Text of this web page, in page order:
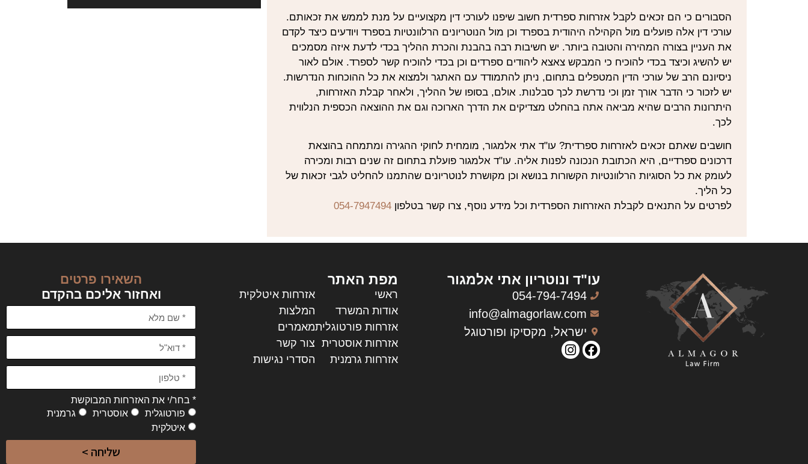
הסבורים כי הם זכאים לקבל אזרחות ספרדית חשוב שיפנו לעורכי דין מקצועיים על מנת לממש את זכאותם.
עורכי דין אלה פועלים מול הקהילה היהודית בספרד וכן מול הנוטריונים הרלוונטיות בספרד ויודעים כיצד לקדם
את העניין בצורה המהירה והטובה ביותר. יש חשיבות רבה בהבנת והכרת ההליך בכדי לדעת איזה מסמכים
יש להשיג וכיצד בכדי להוכיח כי המבקש צאצא ליהודים ספרדים וכן בכדי להוכיח קשר לספרד. אולם לאור
ניסיונם הרב של עורכי הדין המטפלים בתחום, ניתן להתמודד עם האתגר ולמצוא את כל ההוכחות הנדרשות.
יש לזכור כי הדבר אורך זמן וכי נדרשת לכך סבלנות. אולם, בסופו של ההליך, ולאחר קבלת האזרחות,
היתרונות הרבים שהיא מביאה אתה בהחלט מצדיקים את הדרך הארוכה וגם את ההוצאה הכספית הנלווית
לכך.
חושבים שאתם זכאים לאזרחות ספרדית? עו"ד אתי אלמגור, מומחית לחוקי ההגירה ומתמחה בהוצאת
דרכונים ספרדיים, היא הכתובת הנכונה לפנות אליה. עו"ד אלמגור פועלת בתחום זה שנים רבות ומכירה
לעומק את כל הסוגיות הרלוונטיות הקשורות בנושא וכן מקושרת לנוטריונים שהתמנו להחליט לגבי זכאות של
כל הליך.
לפרטים על התנאים לקבלת האזרחות הספרדית וכל מידע נוסף, צרו קשר בטלפון 054-7947494
עו"ד ונוטריון אתי אלמגור
054-794-7494
info@almagorlaw.com
ישראל, מקסיקו ופורטוגל
מפת האתר
ראשי
אודות המשרד
אזרחות פורטוגלית
אזרחות אוסטרית
אזרחות גרמנית
אזרחות איטלקית
המלצות
מאמרים
צור קשר
הסדרי נגישות
השאירו פרטים
ואחזור אליכם בהקדם
* בחר/י את האזרחות המבוקשת
פורטוגלית
אוסטרית
גרמנית
איטלקית
שליחה >